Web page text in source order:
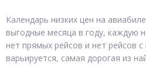
Календарь низких цен на
выгодные месяца в году, каждую
нет прямых рейсов и нет рейсов
варьируется, самая дорогая из